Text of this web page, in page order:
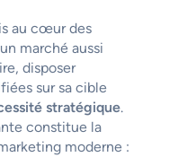
au cœur des
marché aussi
disposer
sur sa cible
stratégique.
constitue la
moderne :